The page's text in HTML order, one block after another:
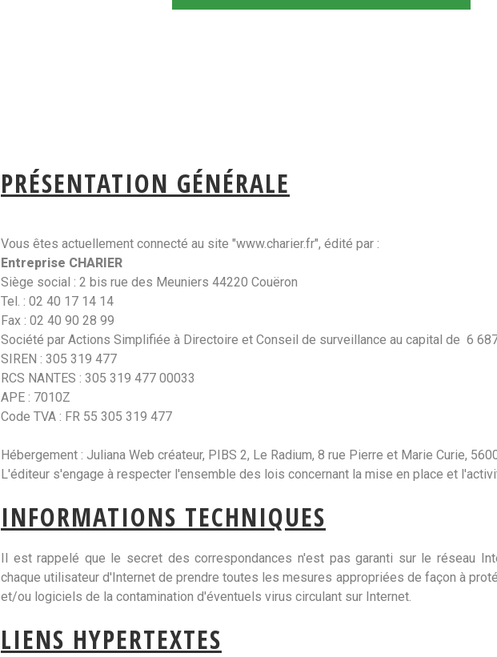
PRÉSENTATION GÉNÉRALE
Vous êtes actuellement connecté au site "www.charier.fr", édité par :
Entreprise CHARIER
Siège social : 2 bis rue des Meuniers 44220 Couëron
Tel. : 02 40 17 14 14
Fax : 02 40 90 28 99
Société par Actions Simplifiée à Directoire et Conseil de surveillance au capital de 6
SIREN : 305 319 477
RCS NANTES : 305 319 477 00033
APE : 7010Z
Code TVA : FR 55 305 319 477
Hébergement : Juliana Web créateur, PIBS 2, Le Radium, 8 rue Pierre et Marie Curie,
L'éditeur s'engage à respecter l'ensemble des lois concernant la mise en place et
INFORMATIONS TECHNIQUES
Il est rappelé que le secret des correspondances n'est pas garanti sur le réseau
chaque utilisateur d'Internet de prendre toutes les mesures appropriées de façon à
et/ou logiciels de la contamination d'éventuels virus circulant sur Internet.
LIENS HYPERTEXTES